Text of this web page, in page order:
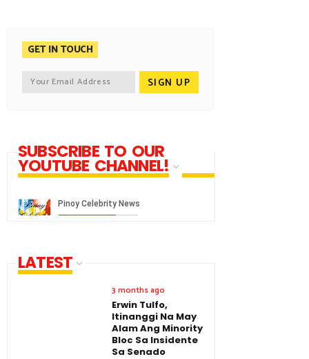
GET IN TOUCH
SUBSCRIBE TO OUR
YOUTUBE CHANNEL!
LATEST
3 months ago
Erwin Tulfo,
Itinanggi Na May
Alam Ang Minority
Bloc Sa Insidente
Sa Senado